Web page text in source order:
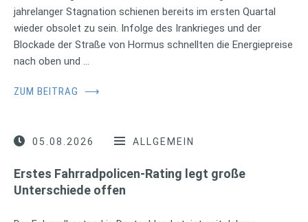
jahrelanger Stagnation schienen bereits im ersten Quartal
wieder obsolet zu sein. Infolge des Irankrieges und der
Blockade der Straße von Hormus schnellten die Energiepreise
nach oben und …
ZUM BEITRAG ⟶
05.08.2026 ALLGEMEIN
Erstes Fahrradpolicen-Rating legt große
Unterschiede offen